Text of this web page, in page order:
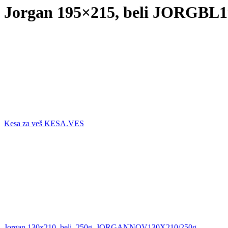
Jorgan 195×215, beli
Kesa za veš KESA.VES